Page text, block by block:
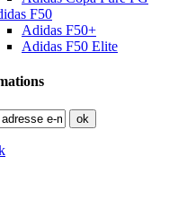
F50
Adidas F50+
Adidas F50 Elite
ok